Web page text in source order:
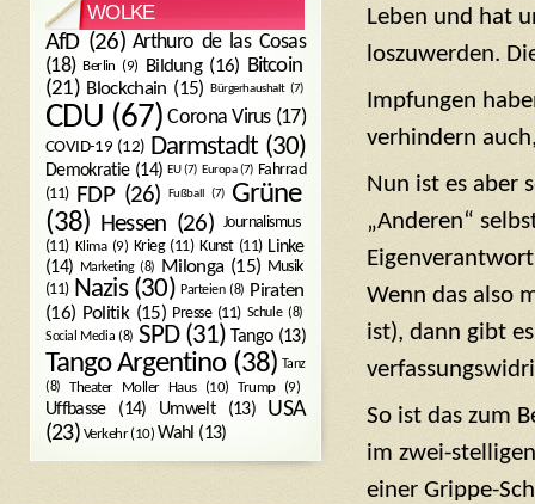
Leben und hat
loszuwerden.
Impfungen
verhindern
Nun ist es aber
„Anderen“
Wenn das also
ist), dann gibt
So ist das zum
im zwei-
einer Grippe-
WOLKE
AfD(26) Arthuro de las Cosas
(18) Berlin (9) Bildung(16) Bitcoin
(21) Blockchain (15) Bürgerhaushalt (7)
CDU (67) Corona Virus(17)
COVID-19 (12) Darmstadt (30)
Demokratie(14) EU(7) Europa(7) Fahrrad
(11)
FDP(26) Fußball (7)
Grüne
(38) Hessen (26) Journalismus
(11) Klima(9) Krieg(11) Kunst(11) Linke
(14) Marketing(8) Milonga(15) Musik
(11) Nazis(30) Parteien(8) Piraten
(16) Politik(15) Presse(11) Schule(8)
Social Media (8) SPD(31) Tango(13)
Tango Argentino(38) Tanz
(8)
Theater Moller Haus(10) Trump(9)
Uffbasse(14) Umwelt(13)
USA
(23) Verkehr(10) Wahl (13)